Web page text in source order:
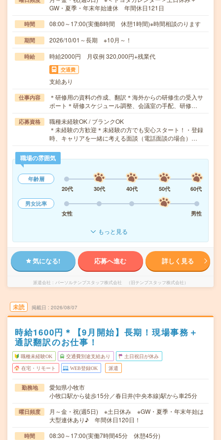
GW・夏季・年末年始連休 年間休日121日
時間 08:00～17:00(実働8時間 休憩1時間)※時間相談のります
期間 2026/10/01～長期 ※10月～！
時給 時給2000円 月収例 320,000円+残業代
交通費
支給あり
仕事内容
＊研修用の資料の作成、翻訳＊海外からの研修生の受入サ
ポート＊研修スケジュール調整、会議室の手配、研修…
応募資格
職種未経験OK / ブランクOK
＊未経験の方歓迎＊未経験の方でも安心スタート！・登録
時、キャリアを一緒に考える面談（電話面談の場合）…
職場の雰囲気
年齢層
20代
30代 40代 50代
60代
男女比率
女性
男性
もっと見る
気になる! 応募へ進む 詳しく見る
派遣会社 パーソルテンプスタッフ株式会社 （旧テンプスタッフ株式会社）
未読 掲載日 2026/08/07
時給1600円＊【9月開始】長期！現場事務＋
通訳翻訳のお仕事！
職種未経験OK 交通費別途支給あり 土日祝日が休み
在宅・リモート WEB登録OK 派遣
勤務地
愛知県小牧市
小牧口駅から徒歩15分／春日井(中央本線)駅から車25分
曜日頻度
月～金・祝(週5日) ※土日休み ※GW・夏季・年末年始は
大型連休あり♪ 年間休日120日！
時間 08:30～17:00(実働7時間45分 休憩45分)